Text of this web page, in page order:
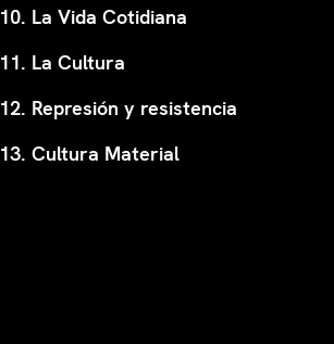
10. La Vida Cotidiana
11. La Cultura
12. Represión y resistencia
13. Cultura Material